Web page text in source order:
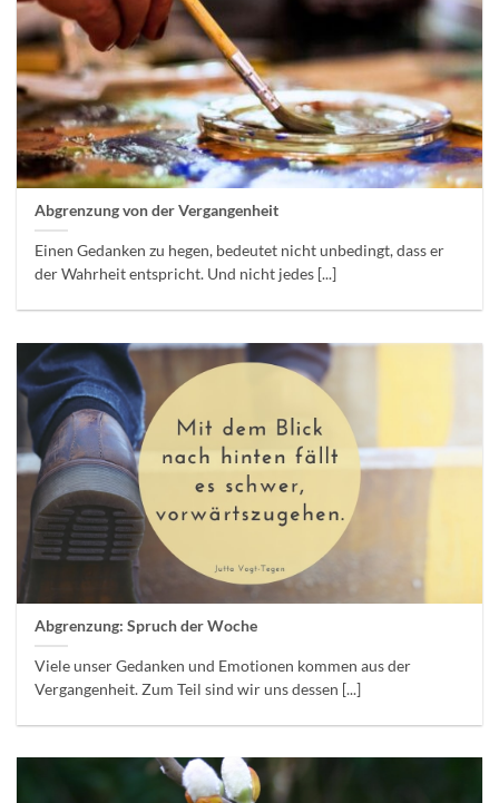
Abgrenzung von der Vergangenheit
Einen Gedanken zu hegen, bedeutet nicht unbedingt, dass er
der Wahrheit entspricht. Und nicht jedes [...]
Abgrenzung: Spruch der Woche
Viele unser Gedanken und Emotionen kommen aus der
Vergangenheit. Zum Teil sind wir uns dessen [...]